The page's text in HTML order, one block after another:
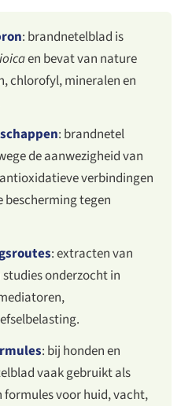
: brandnetelblad is
en bevat van nature
chlorofyl, mineralen en
: brandnetel
de aanwezigheid van
verbindingen
bescherming tegen
: extracten van
onderzocht in
: bij honden en
vaak gebruikt als
voor huid, vacht,